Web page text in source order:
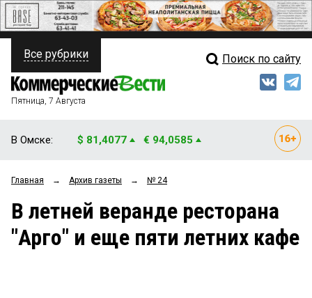
ПОЛИТИКА
ФИНАНСЫ
ОБЩЕСТВО
ЗАКОН
НОВОСТИ КОМПАНИЙ
Свежий выпуск
Рейтинги
Блоги
Все рубрики Поиск по сайту
Пятница, 7 Августа
В Омске: $ 81,4077 € 94,0585
Главная → Архив газеты → № 24
В летней веранде ресторана
"Арго" и еще пяти летних кафе